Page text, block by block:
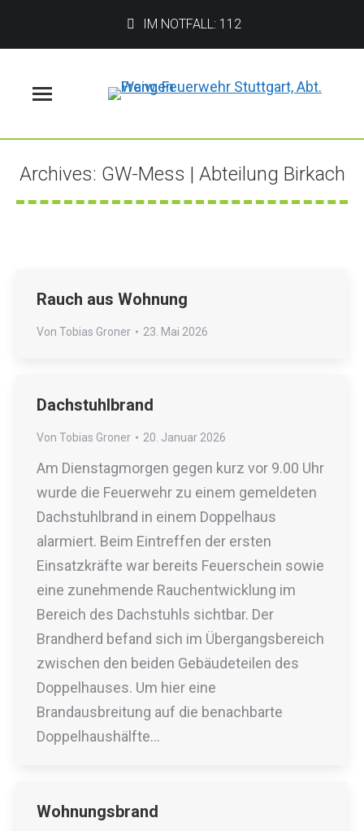
IM NOTFALL: 112
Archives: GW-Mess | Abteilung Birkach
Sie befinden sich hier:
Rauch aus Wohnung
Von Tobias Groner 23. Mai 2026
Dachstuhlbrand
Von Tobias Groner 20. Januar 2026
Am Dienstagmorgen gegen kurz vor 9.00 Uhr
wurde die Feuerwehr zu einem gemeldeten
Dachstuhlbrand in einem Doppelhaus
alarmiert. Beim Eintreffen der ersten
Einsatzkräfte war bereits Feuerschein sowie
eine zunehmende Rauchentwicklung im
Bereich des Dachstuhls sichtbar. Der
Brandherd befand sich im Übergangsbereich
zwischen den beiden Gebäudeteilen des
Doppelhauses. Um hier eine
Brandausbreitung auf die benachbarte
Doppelhaushälfte…
Wohnungsbrand